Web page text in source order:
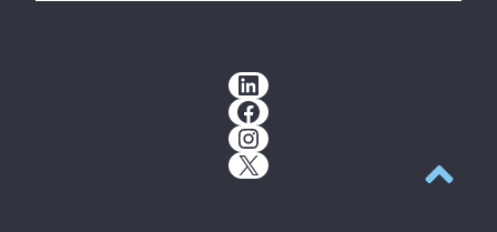
LinkedIn
Facebook
Instagram
X
Takaisin